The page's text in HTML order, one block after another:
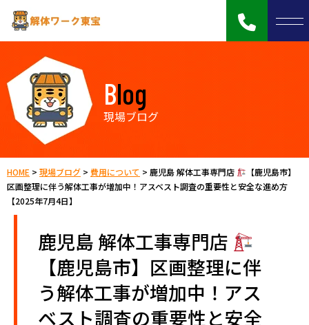
Blog
現場ブログ
HOME > 現場ブログ > 費用について > 鹿児島 解体工事専門店
【鹿児島市】
区画整理に伴う解体工事が増加中！アスベスト調査の重要性と安全な進め方
【2025年7月4日】
鹿児島 解体工事専門店
【鹿児島市】区画整理に伴
う解体工事が増加中！アス
ベスト調査の重要性と安全